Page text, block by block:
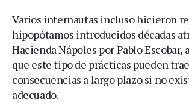
Varios internautas incluso hicieron
hipopótamos introducidos décadas
Hacienda Nápoles por Pablo Escobar,
que este tipo de prácticas pueden
consecuencias a largo plazo si no
adecuado.